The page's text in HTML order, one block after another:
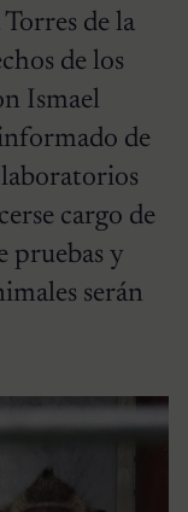
de la
de los
Ismael
de
cargo de
pruebas y
serán